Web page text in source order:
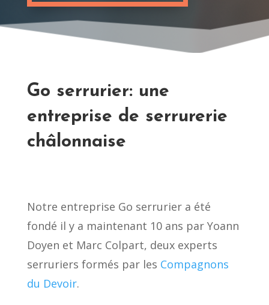
Go serrurier: une
entreprise de serrurerie
châlonnaise
Notre entreprise Go serrurier a été
fondé il y a maintenant 10 ans par Yoann
Doyen et Marc Colpart, deux experts
serruriers formés par les Compagnons
du Devoir.